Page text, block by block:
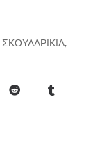
ΣΚΟΥΛΑΡΙΚΙΑ,